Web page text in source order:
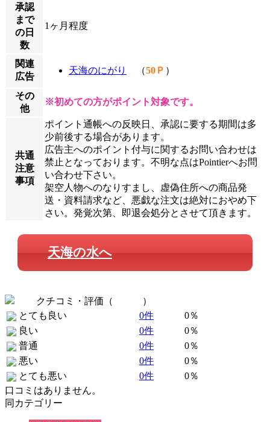
承認
まで
の日
数
1ヶ月程度
関連
広告
天海のにがり （50Ｐ ）
その
他
※初めての方がポイント対象です。
共通
注意
事項
ポイント通帳への反映日、承認に要する期間は多
少前後する場合があります。
広告主へのポイント付与に関するお問い合わせは
禁止となっております。不明な点はPointierへお問
い合わせ下さい。
架空人物へのなりすまし、虚偽住所への商品発
送・資料請求など、悪戯な注文は絶対におやめ下
さい。発覚次第、即退会処分とさせて頂きます。
天海の水へ
クチコミ・評価（
）
とても良い
0件
0％
良い
0件
0％
普通
0件
0％
悪い
0件
0％
とても悪い
0件
0％
口コミはありません。
同カテゴリー